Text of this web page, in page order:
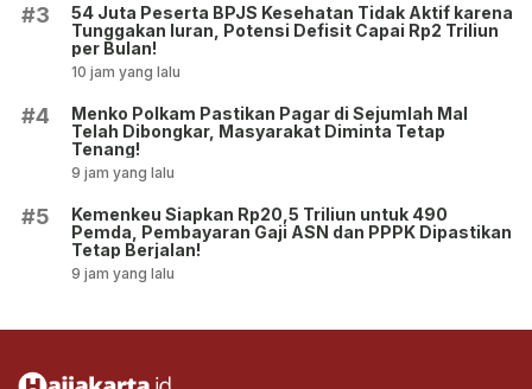
#3
54 Juta Peserta BPJS Kesehatan Tidak Aktif karena
Tunggakan Iuran, Potensi Defisit Capai Rp2 Triliun
per Bulan!
10 jam yang lalu
#4
Menko Polkam Pastikan Pagar di Sejumlah Mal
Telah Dibongkar, Masyarakat Diminta Tetap
Tenang!
9 jam yang lalu
#5
Kemenkeu Siapkan Rp20,5 Triliun untuk 490
Pemda, Pembayaran Gaji ASN dan PPPK Dipastikan
Tetap Berjalan!
9 jam yang lalu